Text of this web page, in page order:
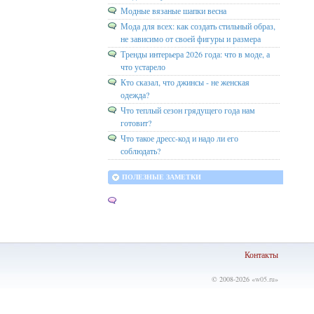
Модные вязаные шапки весна
Мода для всех: как создать стильный образ,
не зависимо от своей фигуры и размера
Тренды интерьера 2026 года: что в моде, а
что устарело
Кто сказал, что джинсы - не женская
одежда?
Что теплый сезон грядущего года нам
готовит?
Что такое дресс-код и надо ли его
соблюдать?
ПОЛЕЗНЫЕ ЗАМЕТКИ
Контакты
© 2008-2026 «w05.ru»